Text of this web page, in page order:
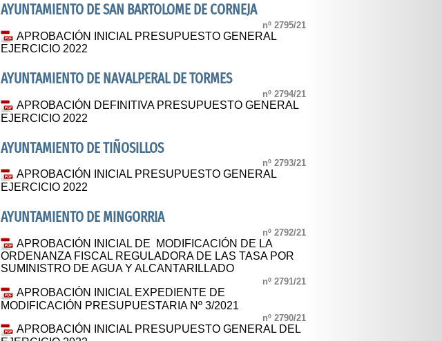
AYUNTAMIENTO DE SAN BARTOLOME DE CORNEJA
nº 2795/21
APROBACIÓN INICIAL PRESUPUESTO GENERAL
EJERCICIO 2022
AYUNTAMIENTO DE NAVALPERAL DE TORMES
nº 2794/21
APROBACIÓN DEFINITIVA PRESUPUESTO GENERAL
EJERCICIO 2022
AYUNTAMIENTO DE TIÑOSILLOS
nº 2793/21
APROBACIÓN INICIAL PRESUPUESTO GENERAL
EJERCICIO 2022
AYUNTAMIENTO DE MINGORRIA
nº 2792/21
APROBACIÓN INICIAL DE MODIFICACIÓN DE LA
ORDENANZA FISCAL REGULADORA DE LAS TASA POR
SUMINISTRO DE AGUA Y ALCANTARILLADO
nº 2791/21
APROBACIÓN INICIAL EXPEDIENTE DE
MODIFICACIÓN PRESUPUESTARIA Nº 3/2021
nº 2790/21
APROBACIÓN INICIAL PRESUPUESTO GENERAL DEL